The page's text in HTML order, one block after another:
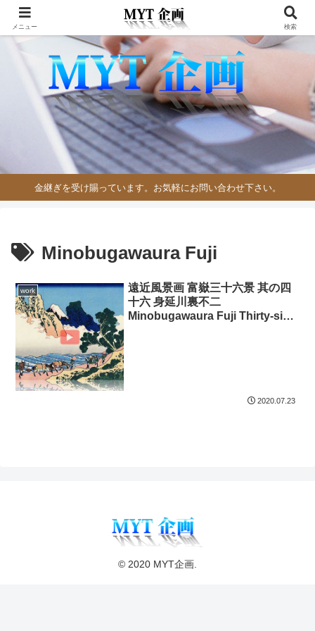
金継ぎを受け賜っています。お気軽にお問い合わせ下さい。
Minobugawaura Fuji
work
遠近風景画 富嶽三十六景 其の四
十六 身延川裏不二
Minobugawaura Fuji Thirty-six
2020.07.23
© 2020 MYT企画.
メニュー 検索